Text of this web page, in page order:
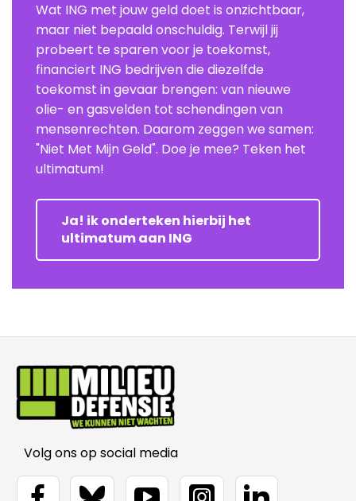
Wat ING met jouw geld doet is onzichtbaar,
maar niet bepaald onschuldig. Terwijl jij
probeert te sparen voor je toekomst,
financiert ING bedrijven die diezelfde
toekomst in gevaar brengen: van nieuwe
olie- en gasvelden tot schendingen van
mensenrechten. Daarom zeggen we samen:
"Niet Met Mijn Geld". Doe je mee? Teken het
ultimatum!
Ja! ik onderteken hierbij het
ultimatum aan ING
Volg ons op social media